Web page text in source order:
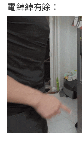
電綽綽有餘：